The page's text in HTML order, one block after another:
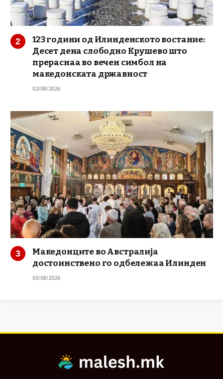
123 години од Илинденското востание:
Десет дена слободно Крушево што
прераснаа во вечен симбол на
македонската државност
02/08/2026
Македонците во Австралија
достоинствено го одбележаа Илинден
03/08/2026